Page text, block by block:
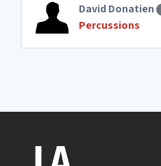
David Donatien
Percussions